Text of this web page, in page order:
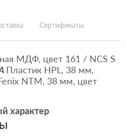
Сертификаты
МДФ, цвет 161 / NCS S
Пластик HPL, 38 мм,
NTM, 38 мм, цвет
характер